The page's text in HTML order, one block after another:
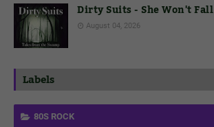
Dirty Suits - She Won't Fall
August 04, 2026
Labels
80S ROCK